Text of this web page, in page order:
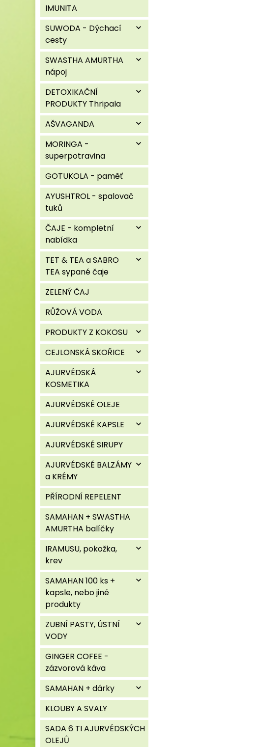
IMUNITA
SUWODA - Dýchací
cesty
expand_more
SWASTHA AMURTHA
nápoj
expand_more
DETOXIKAČNÍ
PRODUKTY Thripala
expand_more
AŠVAGANDA expand_more
MORINGA -
superpotravina
expand_more
GOTUKOLA - paměť
AYUSHTROL - spalovač
tuků
ČAJE - kompletní
nabídka
expand_more
TET & TEA a SABRO
TEA sypané čaje
expand_more
ZELENÝ ČAJ
RŮŽOVÁ VODA
PRODUKTY Z KOKOSU
expand_more
CEJLONSKÁ SKOŘICE expand_more
AJURVÉDSKÁ
KOSMETIKA
expand_more
AJURVÉDSKÉ OLEJE
AJURVÉDSKÉ KAPSLE
expand_more
AJURVÉDSKÉ SIRUPY
AJURVÉDSKÉ BALZÁMY
a KRÉMY
expand_more
PŘÍRODNÍ REPELENT
SAMAHAN + SWASTHA
AMURTHA balíčky
IRAMUSU, pokožka,
krev
expand_more
SAMAHAN 100 ks +
kapsle, nebo jiné
produkty
expand_more
ZUBNÍ PASTY, ÚSTNÍ
VODY
expand_more
GINGER COFEE -
zázvorová káva
SAMAHAN + dárky
expand_more
KLOUBY A SVALY
SADA 6 TI AJURVÉDSKÝCH
OLEJŮ